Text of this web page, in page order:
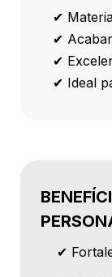
✔
✔
✔
✔ Ideal
✔